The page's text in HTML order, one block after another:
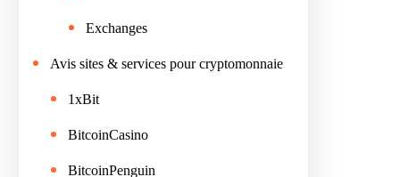
Exchanges
Avis sites & services pour cryptomonnaie
1xBit
BitcoinCasino
BitcoinPenguin